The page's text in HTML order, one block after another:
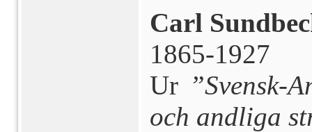
Carl
1865-1927
Ur ”Svensk-
och andliga